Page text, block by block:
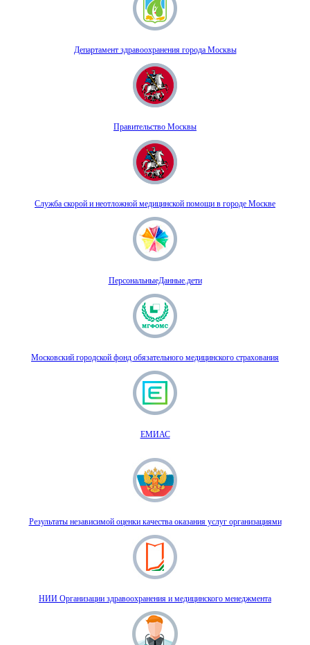
Департамент здравоохранения города Москвы
Правительство Москвы
Служба скорой и неотложной медицинской помощи в городе Москве
ПерсональныеДанные.дети
Московский городской фонд обязательного медицинского страхования
ЕМИАС
Результаты независимой оценки качества оказания услуг организациями
НИИ Организации здравоохранения и медицинского менеджмента